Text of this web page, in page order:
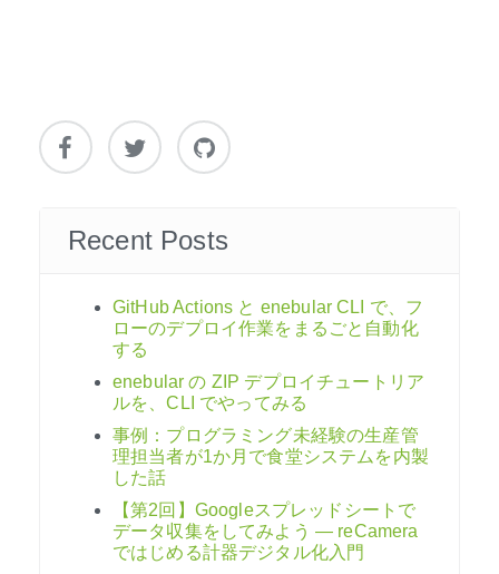
Recent Posts
GitHub Actions と enebular CLI で、フ
ローのデプロイ作業をまるごと自動化
する
enebular の ZIP デプロイチュートリア
ルを、CLI でやってみる
事例：プログラミング未経験の生産管
理担当者が1か月で食堂システムを内製
した話
【第2回】Googleスプレッドシートで
データ収集をしてみよう ― reCamera
ではじめる計器デジタル化入門